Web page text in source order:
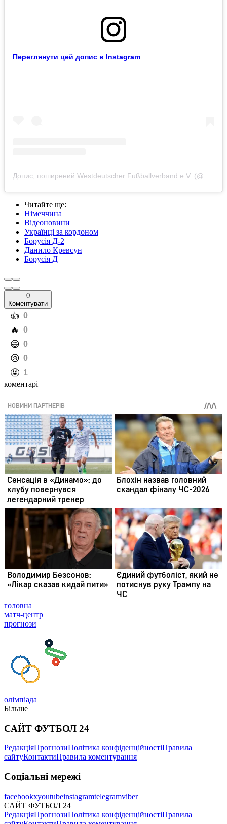
Переглянути цей допис в Instagram
Допис, поширений Westdeutscher Fußballverband e.V. (@herrenregionalligawest)
Читайте ще:
Німеччина
Відеоновини
Українці за кордоном
Борусія Д-2
Данило Кревсун
Борусія Д
0
Коментувати
️👍 0
️🔥 0
️😄 0
️😢 0
️🤬 1
коментарі
головна
матч-центр
прогнози
олімпіада
Більше
САЙТ ФУТБОЛ 24
РедакціяПрогнозиПолітика конфіденційностіПравила
сайтуКонтактиПравила коментування
Соціальні мережі
facebookxyoutubeinstagramtelegramviber
САЙТ ФУТБОЛ 24
РедакціяПрогнозиПолітика конфіденційностіПравила